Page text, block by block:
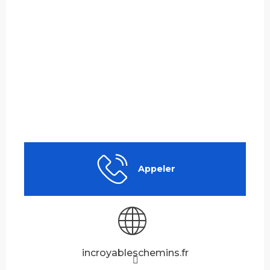
Appeler
incroyableschemins.fr